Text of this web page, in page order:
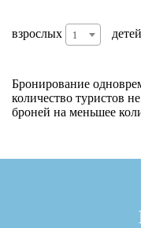
взрослых 1 детей
Бронирование
количество туристов
броней на меньшее